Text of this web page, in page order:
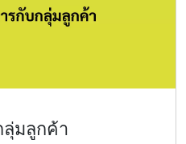
มลูกค้า